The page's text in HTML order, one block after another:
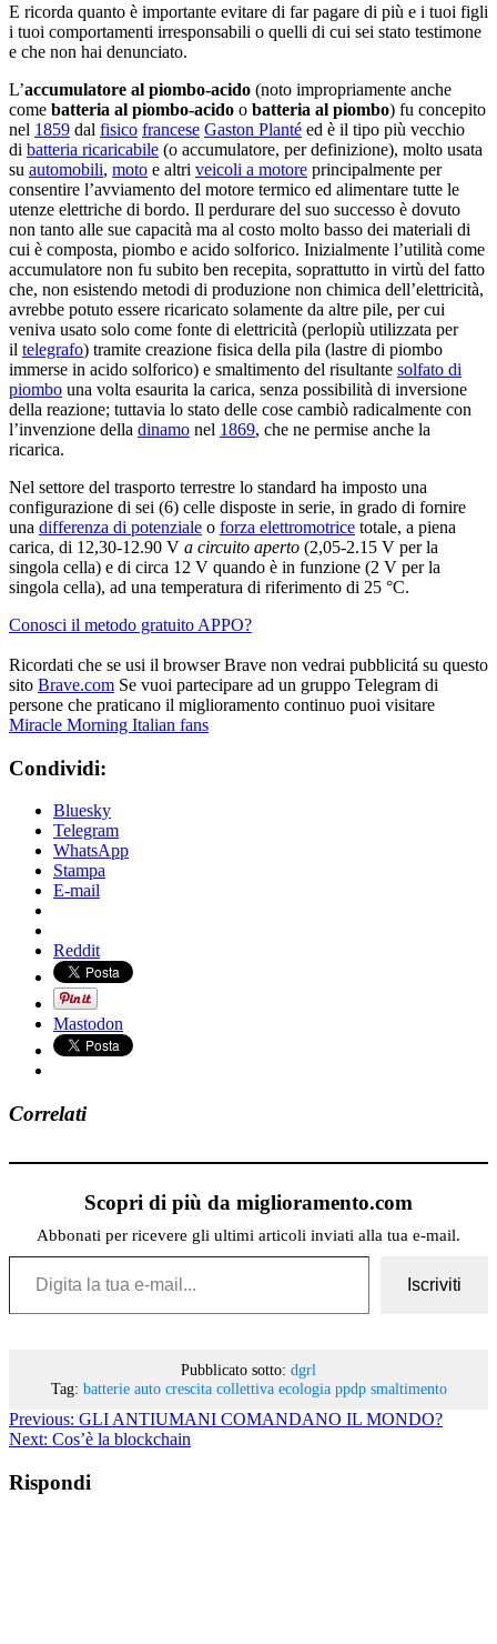
E ricorda quanto è importante evitare di far pagare di più e i tuoi figli
i tuoi comportamenti irresponsabili o quelli di cui sei stato testimone
e che non hai denunciato.
L’accumulatore al piombo-acido (noto impropriamente anche
come batteria al piombo-acido o batteria al piombo) fu concepito
nel 1859 dal fisico francese Gaston Planté ed è il tipo più vecchio
di batteria ricaricabile (o accumulatore, per definizione), molto usata
su automobili, moto e altri veicoli a motore principalmente per
consentire l’avviamento del motore termico ed alimentare tutte le
utenze elettriche di bordo. Il perdurare del suo successo è dovuto
non tanto alle sue capacità ma al costo molto basso dei materiali di
cui è composta, piombo e acido solforico. Inizialmente l’utilità come
accumulatore non fu subito ben recepita, soprattutto in virtù del fatto
che, non esistendo metodi di produzione non chimica dell’elettricità,
avrebbe potuto essere ricaricato solamente da altre pile, per cui
veniva usato solo come fonte di elettricità (perlopiù utilizzata per
il telegrafo) tramite creazione fisica della pila (lastre di piombo
immerse in acido solforico) e smaltimento del risultante solfato di
piombo una volta esaurita la carica, senza possibilità di inversione
della reazione; tuttavia lo stato delle cose cambiò radicalmente con
l’invenzione della dinamo nel 1869, che ne permise anche la
ricarica.
Nel settore del trasporto terrestre lo standard ha imposto una
configurazione di sei (6) celle disposte in serie, in grado di fornire
una differenza di potenziale o forza elettromotrice totale, a piena
carica, di 12,30-12.90 V a circuito aperto (2,05-2.15 V per la
singola cella) e di circa 12 V quando è in funzione (2 V per la
singola cella), ad una temperatura di riferimento di 25 °C.
Conosci il metodo gratuito APPO?
Ricordati che se usi il browser Brave non vedrai pubblicitá su questo
sito Brave.com Se vuoi partecipare ad un gruppo Telegram di
persone che praticano il miglioramento continuo puoi visitare
Miracle Morning Italian fans
Condividi:
Bluesky
Telegram
WhatsApp
Stampa
E-mail
Reddit
Mastodon
Correlati
Scopri di più da miglioramento.com
Abbonati per ricevere gli ultimi articoli inviati alla tua e-mail.
Digita la tua e-mail...
Iscriviti
Pubblicato sotto: dgrl
Tag: batterie auto crescita collettiva ecologia ppdp smaltimento
Previous: GLI ANTIUMANI COMANDANO IL MONDO?
Next: Cos’è la blockchain
Rispondi